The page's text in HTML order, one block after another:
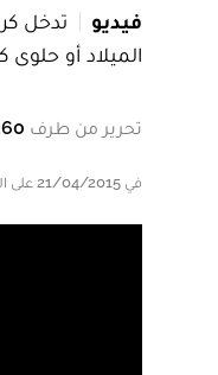
فيديو
تدخل
الميلاد أو
تحرير من طرف
في 21/04/2015 على الساعة 08:40